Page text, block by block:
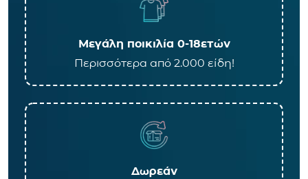
Μεγάλη ποικιλία 0-18ετών
Περισσότερα από 2.000 είδη!
Δωρεάν